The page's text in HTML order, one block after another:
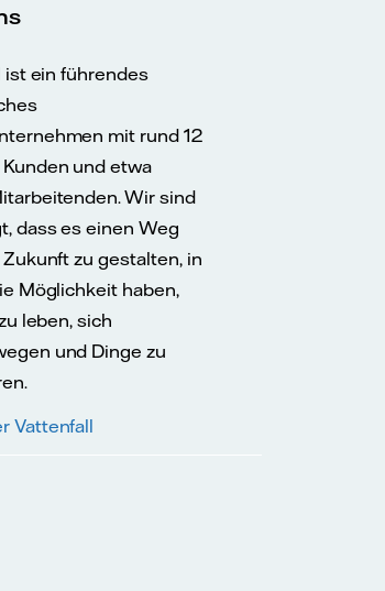
ist ein führendes
mit rund 12
und etwa
Wir sind
dass es einen Weg
zu gestalten, in
Möglichkeit haben,
leben, sich
und Dinge zu
Vattenfall